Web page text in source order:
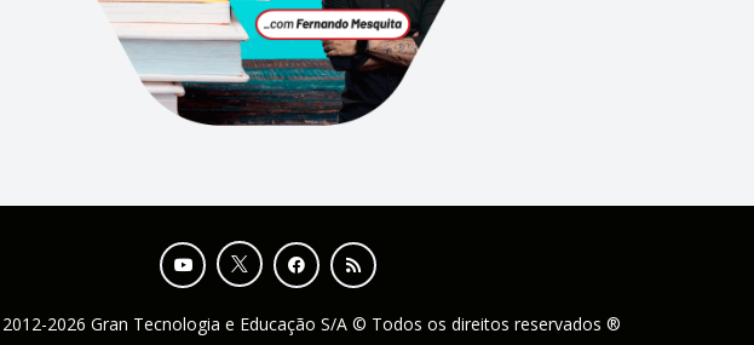
2026 Gran Tecnologia e Educação S/A © Todos os direitos reservados ®